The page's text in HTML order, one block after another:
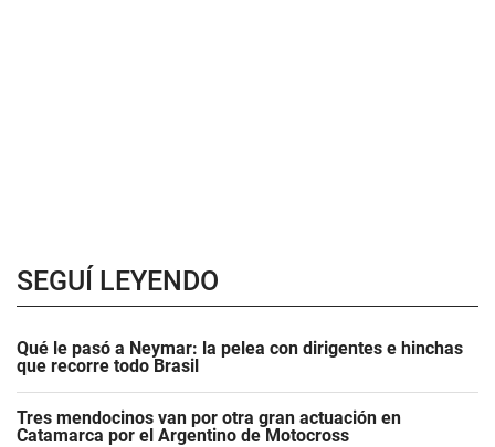
SEGUÍ LEYENDO
Qué le pasó a Neymar: la pelea con dirigentes e hinchas
que recorre todo Brasil
Tres mendocinos van por otra gran actuación en
Catamarca por el Argentino de Motocross